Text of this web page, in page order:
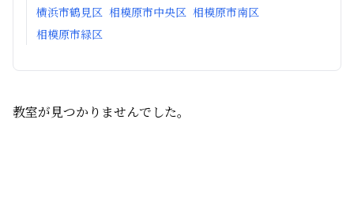
横浜市鶴見区 相模原市中央区 相模原市南区
相模原市緑区
教室が見つかりませんでした。